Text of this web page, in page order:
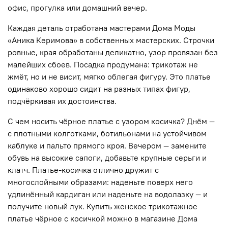
офис, прогулка или домашний вечер.
Каждая деталь отработана мастерами Дома Моды
«Аника Керимова» в собственных мастерских. Строчки
ровные, края обработаны деликатно, узор провязан без
малейших сбоев. Посадка продумана: трикотаж не
жмёт, но и не висит, мягко облегая фигуру. Это платье
одинаково хорошо сидит на разных типах фигур,
подчёркивая их достоинства.
С чем носить чёрное платье с узором косичка? Днём —
с плотными колготками, ботильонами на устойчивом
каблуке и пальто прямого кроя. Вечером — замените
обувь на высокие сапоги, добавьте крупные серьги и
клатч. Платье-косичка отлично дружит с
многослойными образами: наденьте поверх него
удлинённый кардиган или наденьте на водолазку — и
получите новый лук. Купить женское трикотажное
платье чёрное с косичкой можно в магазине Дома